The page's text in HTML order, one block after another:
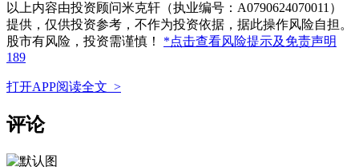
以上内容由投资顾问米克轩（执业编号：A0790624070011）
提供，仅供投资参考，不作为投资依据，据此操作风险自担。
股市有风险，投资需谨慎！ *点击查看风险提示及免责声明
189
打开APP阅读全文 >
评论